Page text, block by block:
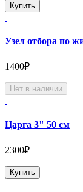
Купить
Узел отбора по
1400₽
Нет в наличии
Царга 3" 50 см
2300₽
Купить